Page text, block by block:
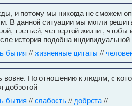
и потому мы никогда не сможем
данной ситуации мы могли
третьей, четвертой жизни , чтобы
история подобна индивидуальной
бытия //жизненные цитаты //
По отношению к людям, с
добротой.
бытия //слабость// доброта//